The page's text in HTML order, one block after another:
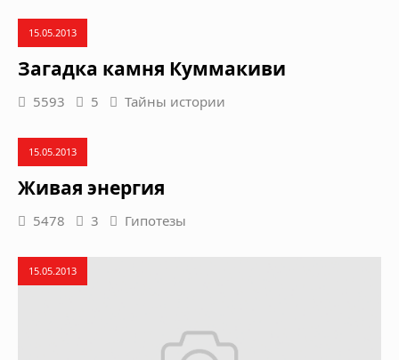
15.05.2013
Загадка камня Куммакиви
5593 5 Тайны истории
15.05.2013
Живая энергия
5478 3 Гипотезы
15.05.2013